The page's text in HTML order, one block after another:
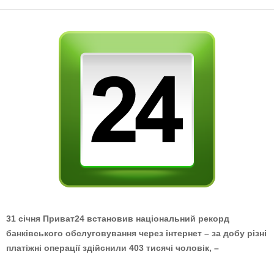
31 січня Приват24 встановив національний рекорд
банківського обслуговування через інтернет – за добу різні
платіжні операції здійснили 403 тисячі чоловік, –